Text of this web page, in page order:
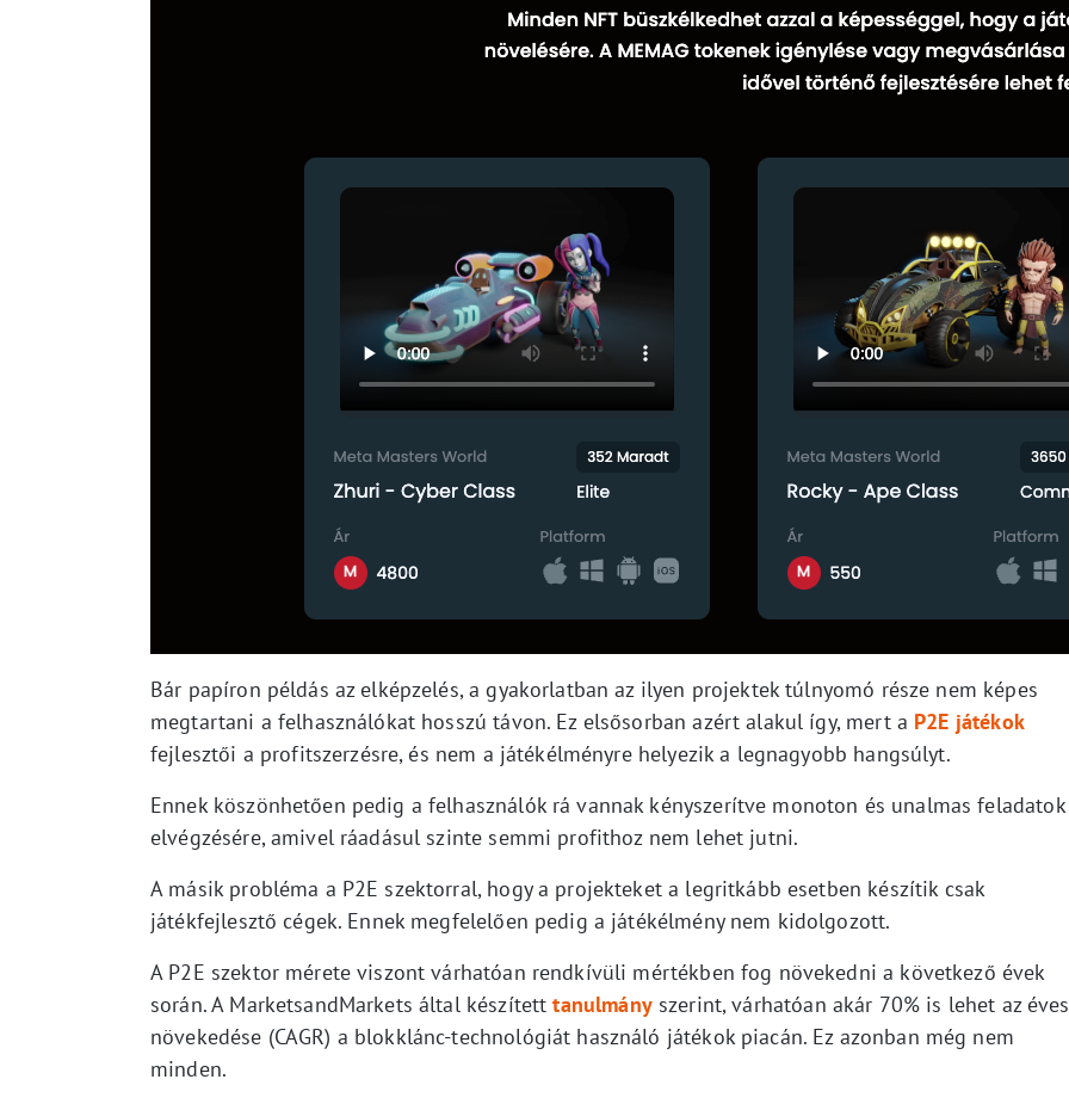
Bár papíron példás az elképzelés, a gyakorlatban az ilyen projektek túlnyomó része nem képes
megtartani a felhasználókat hosszú távon. Ez elsősorban azért alakul így, mert a P2E játékok
fejlesztői a profitszerzésre, és nem a játékélményre helyezik a legnagyobb hangsúlyt.
Ennek köszönhetően pedig a felhasználók rá vannak kényszerítve monoton és unalmas feladatok
elvégzésére, amivel ráadásul szinte semmi profithoz nem lehet jutni.
A másik probléma a P2E szektorral, hogy a projekteket a legritkább esetben készítik csak
játékfejlesztő cégek. Ennek megfelelően pedig a játékélmény nem kidolgozott.
A P2E szektor mérete viszont várhatóan rendkívüli mértékben fog növekedni a következő évek
során. A MarketsandMarkets által készítetttanulmányszerint, várhatóan akár 70% is lehet az éves
növekedése (CAGR) a blokklánc-technológiát használó játékok piacán. Ez azonban még nem
minden.